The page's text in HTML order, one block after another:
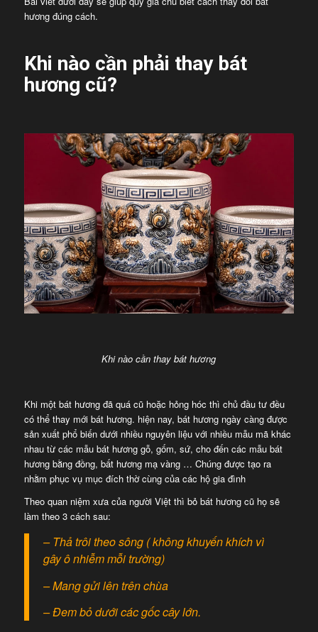
hương đúng cách.
Khi nào cần phải thay bát
hương cũ?
Khi nào cần thay bát hương
Khi một bát hương đã quá cũ hoặc hỏng hóc thì chủ đầu tư đều
có thể thay mới bát hương. hiện nay, bát hương ngày càng được
sản xuất phổ biến dưới nhiều nguyên liệu với nhiều mẫu mã khác
nhau từ các mẫu bát hương gỗ, gốm, sứ, cho đến các mẫu bát
hương bằng đồng, bất hương mạ vàng … Chúng được tạo ra
nhằm phục vụ mục đích thờ cùng của các hộ gia đình
Theo quan niệm xưa của người Việt thì bỏ bát hương cũ họ sẽ
làm theo 3 cách sau:
– Thả trôi theo sông ( không khuyến khích vì
gây ô nhiễm mỗi trường)
– Mang gửi lên trên chùa
– Đem bỏ dưới các gốc cây lớn.